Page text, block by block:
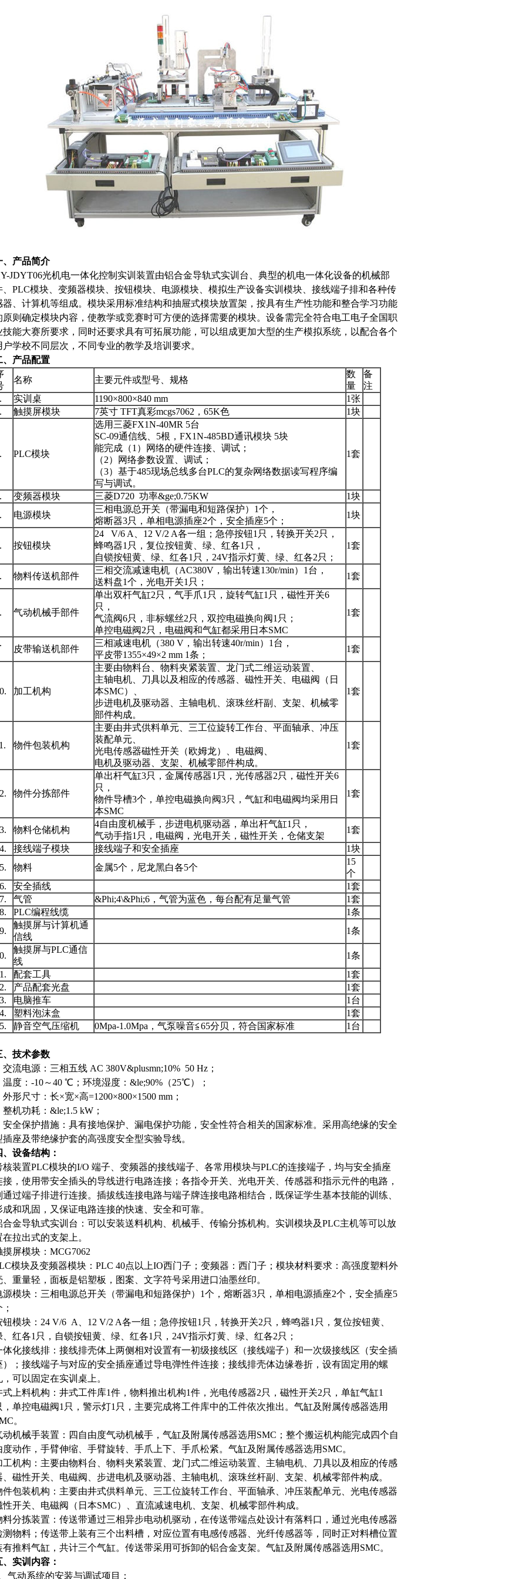
、产品简介
JDYT06光机电一体化控制实训装置由铝合金导轨式实训台、典型的机电一体化设备的机械部
、PLC模块、变频器模块、按钮模块、电源模块、模拟生产设备实训模块、接线端子排和各种传
器、计算机等组成。模块采用标准结构和抽屉式模块放置架，按具有生产性功能和整合学习功能
原则确定模块内容，使教学或竞赛时可方便的选择需要的模块。设备需完全符合电工电子全国职
技能大赛所要求，同时还要求具有可拓展功能，可以组成更加大型的生产模拟系统，以配合各个
户学校不同层次，不同专业的教学及培训要求。
、产品配置
名称 主要元件或型号、规格
数
量
备
注
实训桌 1190×800×840 mm
1张
触摸屏模块 7英寸 TFT真彩mcgs7062，65K色 1块
PLC模块
选用三菱FX1N-40MR 5台
SC-09通信线、5根，FX1N-485BD通讯模块 5块
能完成（1）网络的硬件连接、调试；
（2）网络参数设置、调试；
（3）基于485现场总线多台PLC的复杂网络数据读写程序编
写与调试。
1套
变频器模块 三菱D720 功率&ge;0.75KW
1块
电源模块
三相电源总开关（带漏电和短路保护）1个，
熔断器3只，单相电源插座2个，安全插座5个；
1块
按钮模块
24 V/6 A、12 V/2 A各一组；急停按钮1只，转换开关2只，
蜂鸣器1只，复位按钮黄、绿、红各1只，
自锁按钮黄、绿、红各1只，24V指示灯黄、绿、红各2只；
1套
物料传送机部件
三相交流减速电机（AC380V，输出转速130r/min）1台，
送料盘1个，光电开关1只；
1套
气动机械手部件
单出双杆气缸2只，气手爪1只，旋转气缸1只，磁性开关6
只，
气流阀6只，非标螺丝2只，双控电磁换向阀1只；
单控电磁阀2只，电磁阀和气缸都采用日本SMC
1套
皮带输送机部件
三相减速电机（380 V，输出转速40r/min）1台，
平皮带1355×49×2 mm 1条；
1套
加工机构
主要由物料台、物料夹紧装置、龙门式二维运动装置、
主轴电机、刀具以及相应的传感器、磁性开关、电磁阀（日
本SMC）、
步进电机及驱动器、主轴电机、滚珠丝杆副、支架、机械零
部件构成。
1套
物件包装机构
主要由井式供料单元、三工位旋转工作台、平面轴承、冲压
装配单元、
光电传感器磁性开关（欧姆龙）、电磁阀、
电机及驱动器、支架、机械零部件构成。
1套
物件分拣部件
单出杆气缸3只，金属传感器1只，光传感器2只，磁性开关6
只，
物件导槽3个，单控电磁换向阀3只，气缸和电磁阀均采用日
本SMC
1套
物料仓储机构
4自由度机械手，步进电机驱动器，单出杆气缸1只，
气动手指1只，电磁阀，光电开关，磁性开关，仓储支架
1套
接线端子模块 接线端子和安全插座
1块
物料 金属5个，尼龙黑白各5个
15
个
安全插线
1套
气管 &Phi;4\&Phi;6，气管为蓝色，每台配有足量气管
1套
PLC编程线缆
1条
触摸屏与计算机通
信线
1条
触摸屏与PLC通信
线
1条
配套工具
1套
产品配套光盘
1套
电脑推车
1台
塑料泡沫盒
1套
静音空气压缩机 0Mpa-1.0Mpa，气泵噪音≦65分贝，符合国家标准 1台
、技术参数
交流电源：三相五线 AC 380V&plusmn;10% 50 Hz；
温度：-10～40 ℃；环境湿度：&le;90%（25℃）；
外形尺寸：长×宽×高=1200×800×1500 mm；
整机功耗：&le;1.5 kW；
安全保护措施：具有接地保护、漏电保护功能，安全性符合相关的国家标准。采用高绝缘的安全
插座及带绝缘护套的高强度安全型实验导线。
、设备结构：
核装置PLC模块的I/O 端子、变频器的接线端子、各常用模块与PLC的连接端子，均与安全插座
接，使用带安全插头的导线进行电路连接；各指令开关、光电开关、传感器和指示元件的电路，
通过端子排进行连接。插拔线连接电路与端子牌连接电路相结合，既保证学生基本技能的训练、
成和巩固，又保证电路连接的快速、安全和可靠。
合金导轨式实训台：可以安装送料机构、机械手、传输分拣机构。实训模块及PLC主机等可以放
在拉出式的支架上。
摸屏模块：MCG7062
模块及变频器模块：PLC 40点以上IO西门子；变频器：西门子；模块材料要求：高强度塑料外
、重量轻，面板是铝塑板，图案、文字符号采用进口油墨丝印。
源模块：三相电源总开关（带漏电和短路保护）1个，熔断器3只，单相电源插座2个，安全插座5
钮模块：24 V/6 A、12 V/2 A各一组；急停按钮1只，转换开关2只，蜂鸣器1只，复位按钮黄、
、红各1只，自锁按钮黄、绿、红各1只，24V指示灯黄、绿、红各2只；
体化接线排：接线排壳体上两侧相对设置有一初级接线区（接线端子）和一次级接线区（安全插
）；接线端子与对应的安全插座通过导电弹性件连接；接线排壳体边缘卷折，设有固定用的螺
，可以固定在实训桌上。
式上料机构：井式工件库1件，物料推出机构1件，光电传感器2只，磁性开关2只，单缸气缸1
，单控电磁阀1只，警示灯1只，主要完成将工件库中的工件依次推出。气缸及附属传感器选用
。
动机械手装置：四自由度气动机械手，气缸及附属传感器选用SMC；整个搬运机构能完成四个自
度动作，手臂伸缩、手臂旋转、手爪上下、手爪松紧。气缸及附属传感器选用SMC。
工机构：主要由物料台、物料夹紧装置、龙门式二维运动装置、主轴电机、刀具以及相应的传感
、磁性开关、电磁阀、步进电机及驱动器、主轴电机、滚珠丝杆副、支架、机械零部件构成。
件包装机构：主要由井式供料单元、三工位旋转工作台、平面轴承、冲压装配单元、光电传感器
性开关、电磁阀（日本SMC）、直流减速电机、支架、机械零部件构成。
料分拣装置：传送带通过三相异步电动机驱动，在传送带端点处设计有落料口，通过光电传感器
测物料；传送带上装有三个出料槽，对应位置有电感传感器、光纤传感器等，同时正对料槽位置
有推料气缸，共计三个气缸。传送带采用可拆卸的铝合金支架。气缸及附属传感器选用SMC。
、实训内容：
气动系统的安装与调试项目：